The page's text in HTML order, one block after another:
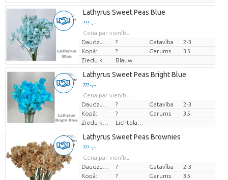
Lathyrus Sweet Peas Blue
??? -,--
Cena par vienību
? Gatavība
2-3
Kopā:
? Garums
35
Ziedu krāsas
Blauw
Lathyrus Sweet Peas Bright Blue
??? -,--
Cena par vienību
? Gatavība
2-3
Kopā:
? Garums
35
Ziedu krāsas
Lathyrus Sweet Peas Brownies
??? -,--
Cena par vienību
? Gatavība
2-3
Kopā:
? Garums
35